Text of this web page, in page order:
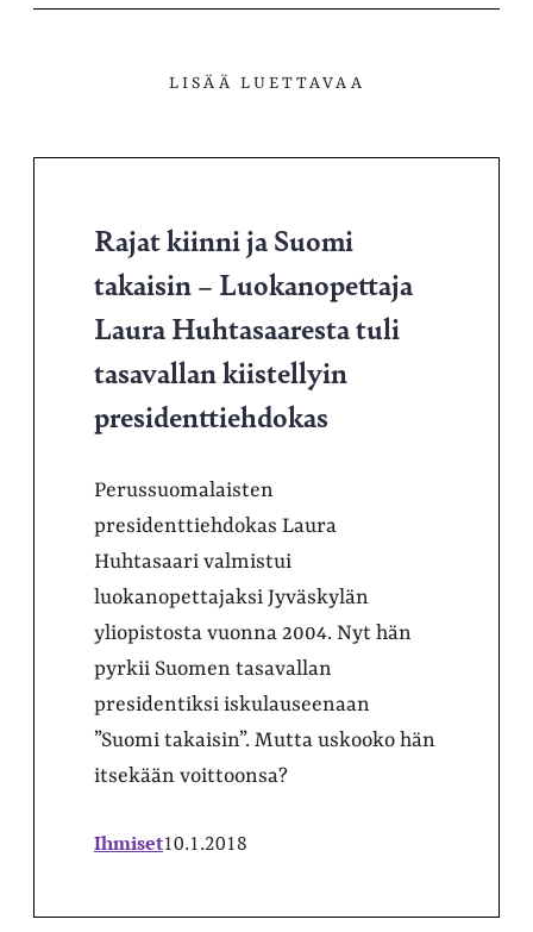
LISÄÄ LUETTAVAA
Rajat kiinni ja Suomi
takaisin – Luokanopettaja
Laura Huhtasaaresta tuli
tasavallan kiistellyin
presidenttiehdokas
Perussuomalaisten
presidenttiehdokas Laura
Huhtasaari valmistui
luokanopettajaksi Jyväskylän
yliopistosta vuonna 2004. Nyt hän
pyrkii Suomen tasavallan
presidentiksi iskulauseenaan
”Suomi takaisin”. Mutta uskooko hän
itsekään voittoonsa?
Ihmiset10.1.2018